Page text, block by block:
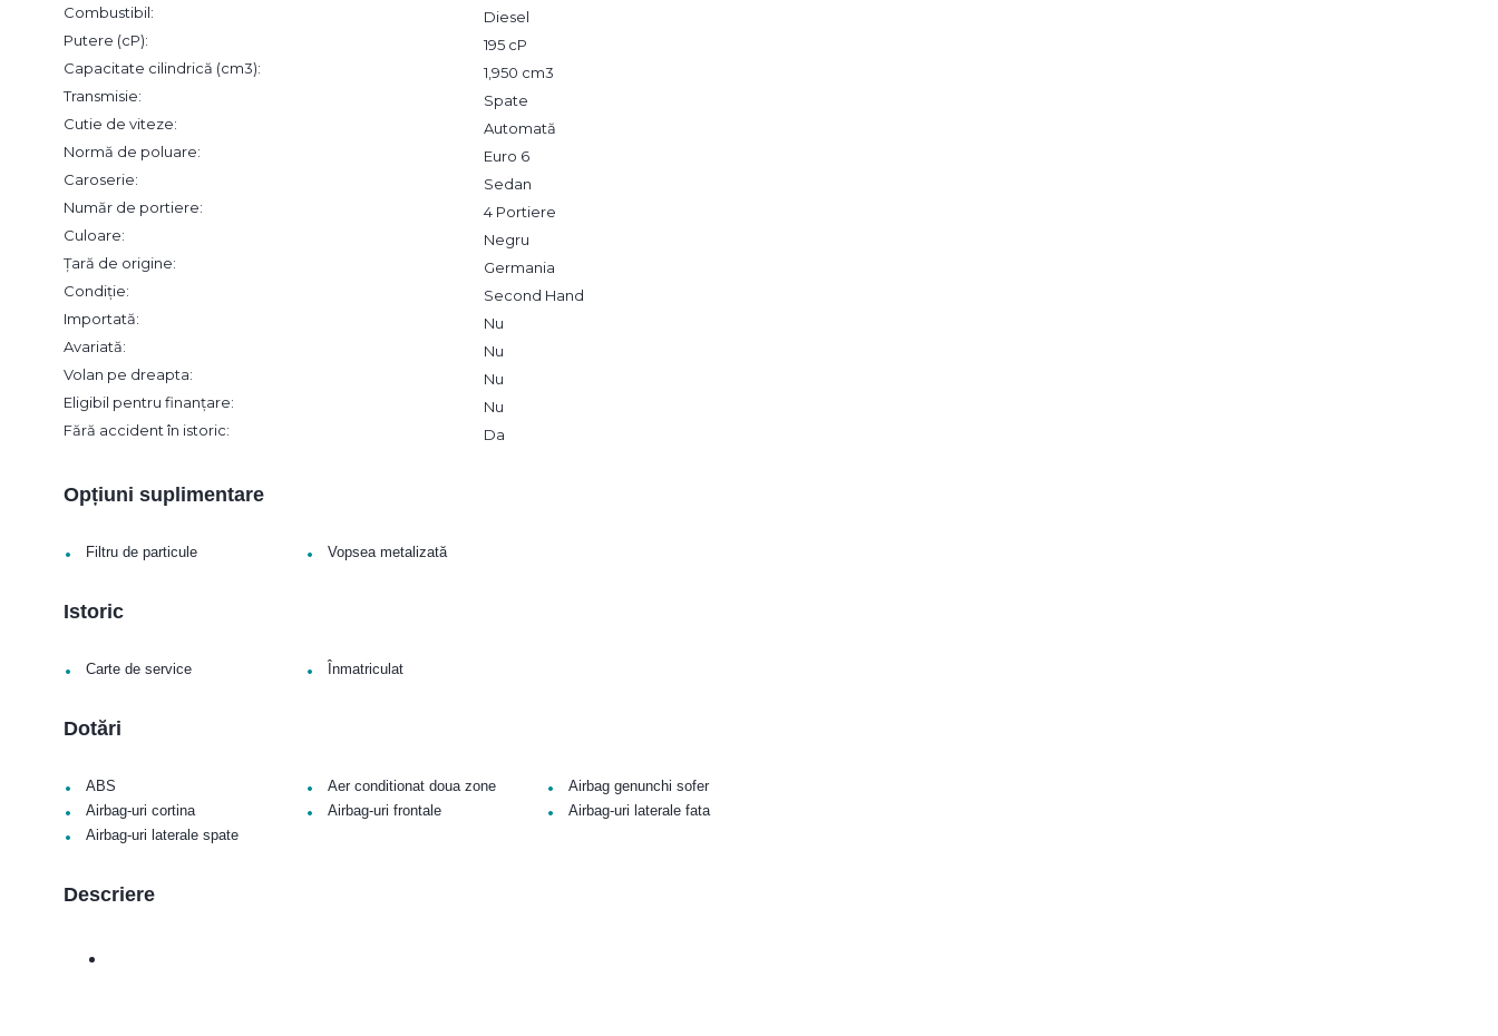
Combustibil:
Diesel
Putere (cP):
195 cP
Capacitate cilindrică (cm3):
1,950 cm3
Transmisie:
Spate
Cutie de viteze:
Automată
Normă de poluare:
Euro 6
Caroserie:
Sedan
Număr de portiere:
4 Portiere
Culoare:
Negru
Țară de origine:
Germania
Condiție:
Second Hand
Importată:
Nu
Avariată:
Nu
Volan pe dreapta:
Nu
Eligibil pentru finanțare:
Nu
Fără accident în istoric:
Da
Opțiuni suplimentare
• Filtru de particule • Vopsea metalizată
Istoric
• Carte de service • Înmatriculat
Dotări
• ABS • Aer conditionat doua zone • Airbag genunchi sofer
• Airbag-uri cortina • Airbag-uri frontale • Airbag-uri laterale fata
• Airbag-uri laterale spate
Descriere